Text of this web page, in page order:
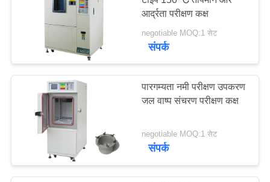
आर्द्रता परीक्षण कक्ष
negotiable MOQ:1 सेट
संपर्क
पारगम्यता नमी परीक्षण उपकरण
जल वाष्प संचरण परीक्षण कक्ष
negotiable MOQ:1 सेट
संपर्क